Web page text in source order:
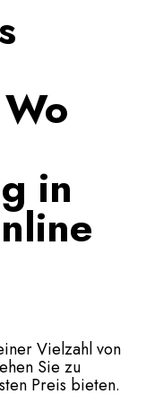
in
Vielzahl von
Sie zu
Preis bieten.